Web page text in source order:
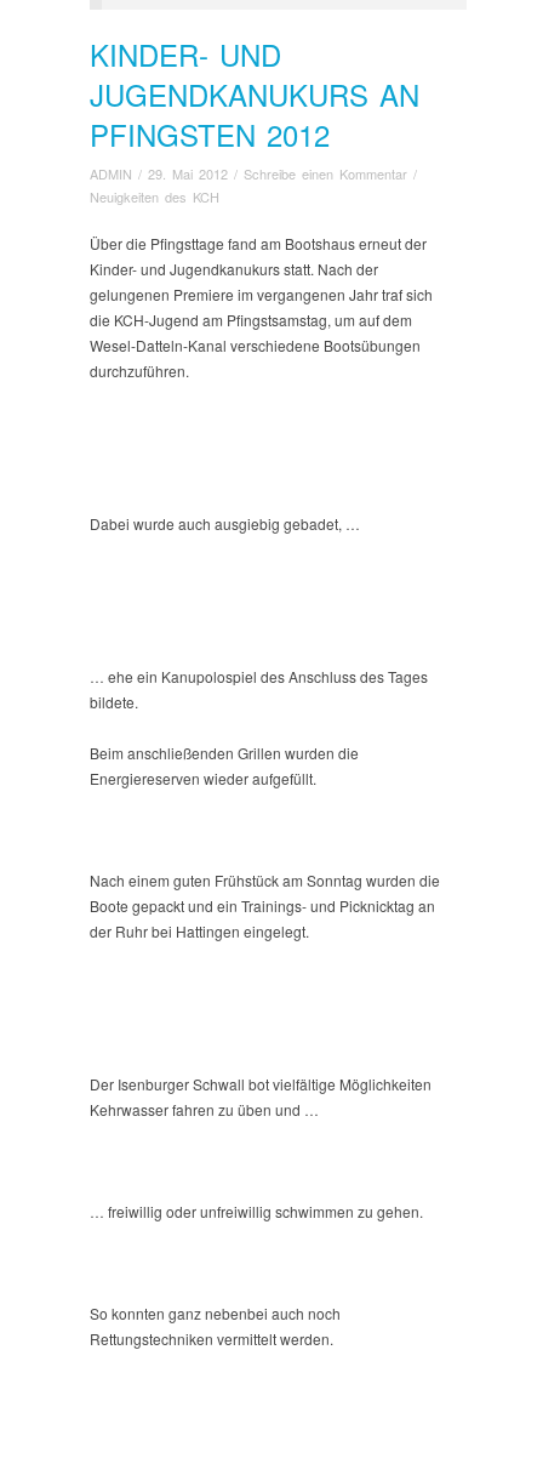
KINDER- UND
JUGENDKANUKURS AN
PFINGSTEN 2012
ADMIN / 29. Mai 2012 / Schreibe einen Kommentar /
Neuigkeiten des KCH
Über die Pfingsttage fand am Bootshaus erneut der
Kinder- und Jugendkanukurs statt. Nach der
gelungenen Premiere im vergangenen Jahr traf sich
die KCH-Jugend am Pfingstsamstag, um auf dem
Wesel-Datteln-Kanal verschiedene Bootsübungen
durchzuführen.
Dabei wurde auch ausgiebig gebadet, …
… ehe ein Kanupolospiel des Anschluss des Tages
bildete.
Beim anschließenden Grillen wurden die
Energiereserven wieder aufgefüllt.
Nach einem guten Frühstück am Sonntag wurden die
Boote gepackt und ein Trainings- und Picknicktag an
der Ruhr bei Hattingen eingelegt.
Der Isenburger Schwall bot vielfältige Möglichkeiten
Kehrwasser fahren zu üben und …
… freiwillig oder unfreiwillig schwimmen zu gehen.
So konnten ganz nebenbei auch noch
Rettungstechniken vermittelt werden.